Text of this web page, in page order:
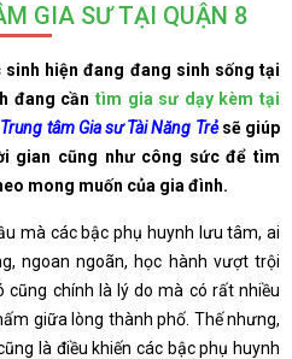
GIA SƯ TẠI QUẬN 8
sinh hiện đang đang sinh sống tại
đang cần tìm gia sư dạy kèm tại
Trung tâm Gia sư Tài Năng Trẻsẽ giúp
gian cũng như công sức để tìm
mong muốn của gia đình.
mà các bậc phụ huynh lưu tâm, ai
ngoan ngoãn, học hành vượt trội
cũng chính là lý do mà có rất nhiều
giữa lòng thành phố. Thế nhưng,
là điều khiến các bậc phụ huynh